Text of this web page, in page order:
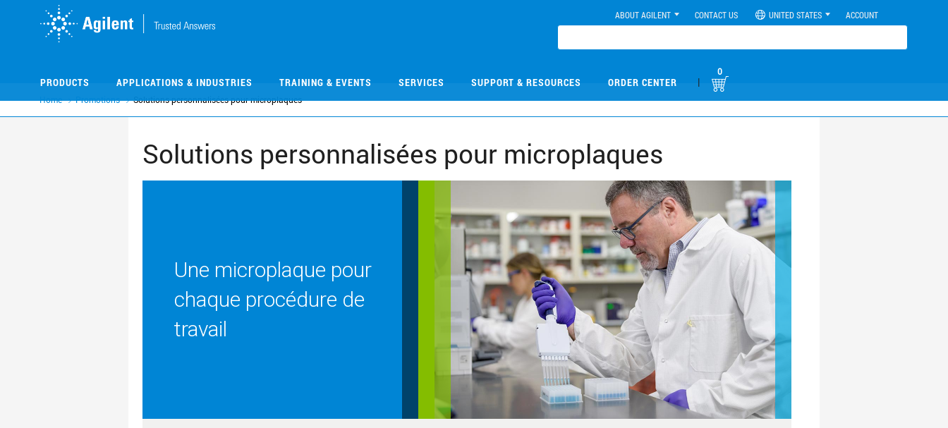
ABOUT AGILENT CONTACT US UNITED STATES ACCOUNT
PRODUCTS APPLICATIONS & INDUSTRIES TRAINING & EVENTS SERVICES SUPPORT & RESOURCES ORDER CENTER |
0
Home Promotions Solutions personnalisées pour microplaques
Solutions personnalisées pour microplaques
Une microplaque pour
chaque procédure de
travail